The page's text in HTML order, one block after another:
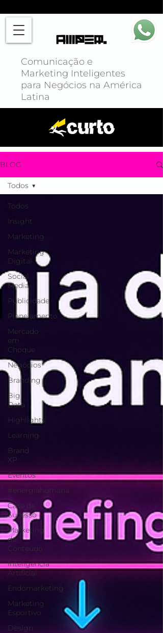
Comunicação e
Marketing Inteligentes
para Negócios na América
Latina
BLOG
Todos
Insight
Marketing
Marketing
Digital
Social
Media
Publicidade
Planejamento
Mercado
em
Choque
Negócios
Branding
Big
Data
Highlights
Learning
Brand
XP
Eventos
#energiahumana
Case de
Sucesso
Marketing
de
Conteúdo
Inteligência
Artificial
Endomarketing
Marketing
Esportivo
Design
Todos